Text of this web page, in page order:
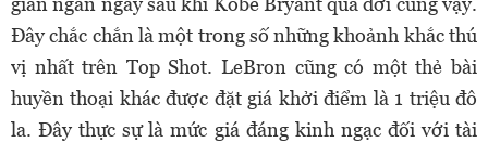
Đây chắc chắn là một trong số những khoảnh khắc thú
vị nhất trên Top Shot. LeBron cũng có một thẻ bài
huyền thoại khác được đặt giá khởi điểm là 1 triệu đô
la. Đây thực sự là mức giá đáng kinh ngạc đối với tài